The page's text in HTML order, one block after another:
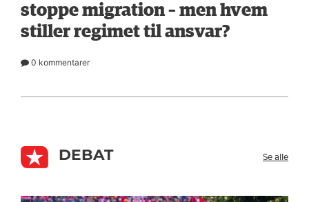
stoppe migration – men hvem
stiller regimet til ansvar?
0 kommentarer
DEBAT Se alle